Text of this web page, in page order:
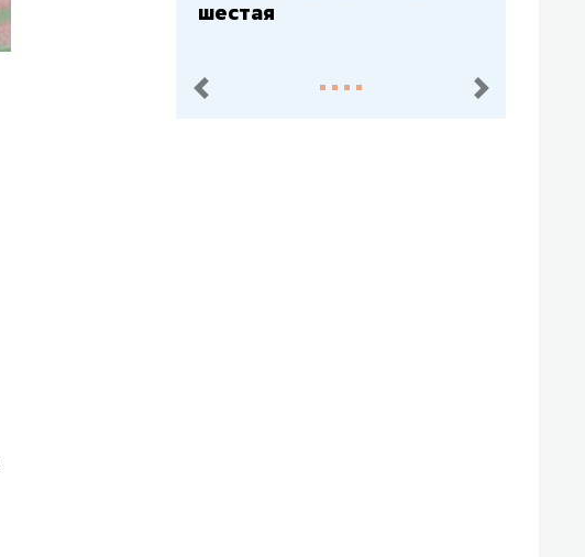
пред. след.